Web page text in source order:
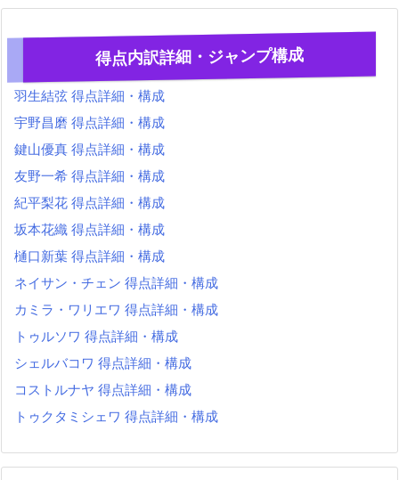
得点内訳詳細・ジャンプ構成
羽生結弦 得点詳細・構成
宇野昌磨 得点詳細・構成
鍵山優真 得点詳細・構成
友野一希 得点詳細・構成
紀平梨花 得点詳細・構成
坂本花織 得点詳細・構成
樋口新葉 得点詳細・構成
ネイサン・チェン 得点詳細・構成
カミラ・ワリエワ 得点詳細・構成
トゥルソワ 得点詳細・構成
シェルバコワ 得点詳細・構成
コストルナヤ 得点詳細・構成
トゥクタミシェワ 得点詳細・構成